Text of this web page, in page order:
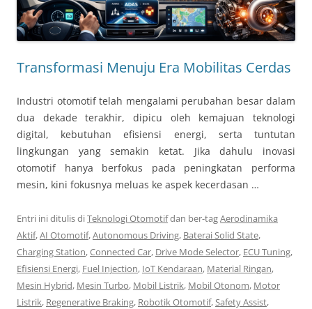
Transformasi Menuju Era Mobilitas Cerdas
Industri otomotif telah mengalami perubahan besar dalam
dua dekade terakhir, dipicu oleh kemajuan teknologi
digital, kebutuhan efisiensi energi, serta tuntutan
lingkungan yang semakin ketat. Jika dahulu inovasi
otomotif hanya berfokus pada peningkatan performa
mesin, kini fokusnya meluas ke aspek kecerdasan …
Entri ini ditulis diTeknologi Otomotifdan ber-tagAerodinamika
Aktif,AI Otomotif,Autonomous Driving, Baterai Solid State,
Charging Station,Connected Car, Drive Mode Selector, ECU Tuning,
Efisiensi Energi, Fuel Injection, IoT Kendaraan, Material Ringan,
Mesin Hybrid, Mesin Turbo, Mobil Listrik, Mobil Otonom, Motor
Listrik, Regenerative Braking, Robotik Otomotif, Safety Assist,